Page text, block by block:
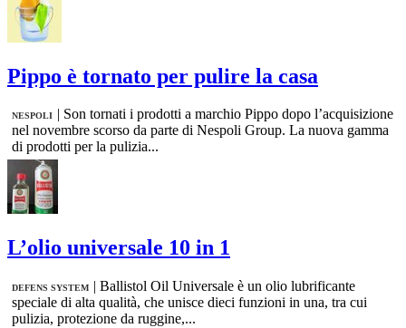
Pippo è tornato per pulire la casa
NESPOLI
Son tornati i prodotti a marchio Pippo dopo l’acquisizione
nel novembre scorso da parte di Nespoli Group. La nuova gamma
di prodotti per la pulizia...
L’olio universale 10 in 1
DEFENS SYSTEM | Ballistol Oil Universale è un olio lubrificante
speciale di alta qualità, che unisce dieci funzioni in una, tra cui
pulizia, protezione da ruggine,...